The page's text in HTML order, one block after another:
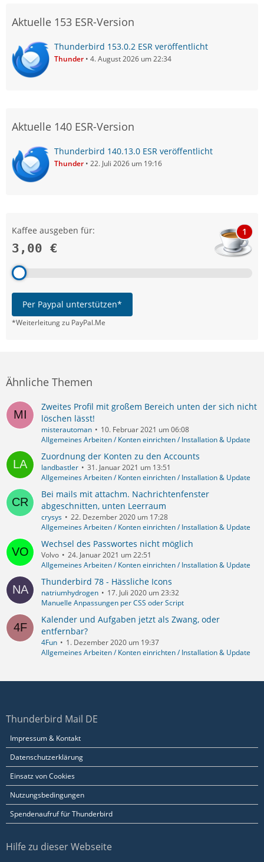
Aktuelle 153 ESR-Version
Thunderbird 153.0.2 ESR veröffentlicht
Thunder 4. August 2026 um 22:34
Aktuelle 140 ESR-Version
Thunderbird 140.13.0 ESR veröffentlicht
Thunder 22. Juli 2026 um 19:16
Kaffee ausgeben für:
3,00 €
1
Per Paypal unterstützen*
*Weiterleitung zu PayPal.Me
Ähnliche Themen
Zweites Profil mit großem Bereich unten der sich nicht
löschen lässt!
misterautoman
10. Februar 2021 um 06:08
Allgemeines Arbeiten / Konten einrichten / Installation & Update
Zuordnung der Konten zu den Accounts
landbastler
31. Januar 2021 um 13:51
Allgemeines Arbeiten / Konten einrichten / Installation & Update
Bei mails mit attachm. Nachrichtenfenster
abgeschnitten, unten Leerraum
crysys
22. Dezember 2020 um 17:28
Allgemeines Arbeiten / Konten einrichten / Installation & Update
Wechsel des Passwortes nicht möglich
Volvo
24. Januar 2021 um 22:51
Allgemeines Arbeiten / Konten einrichten / Installation & Update
Thunderbird 78 - Hässliche Icons
natriumhydrogen
17. Juli 2020 um 23:32
Manuelle Anpassungen per CSS oder Script
Kalender und Aufgaben jetzt als Zwang, oder
entfernbar?
4Fun
1. Dezember 2020 um 19:37
Allgemeines Arbeiten / Konten einrichten / Installation & Update
Thunderbird Mail DE
Impressum & Kontakt
Datenschutzerklärung
Einsatz von Cookies
Nutzungsbedingungen
Spendenaufruf für Thunderbird
Hilfe zu dieser Webseite